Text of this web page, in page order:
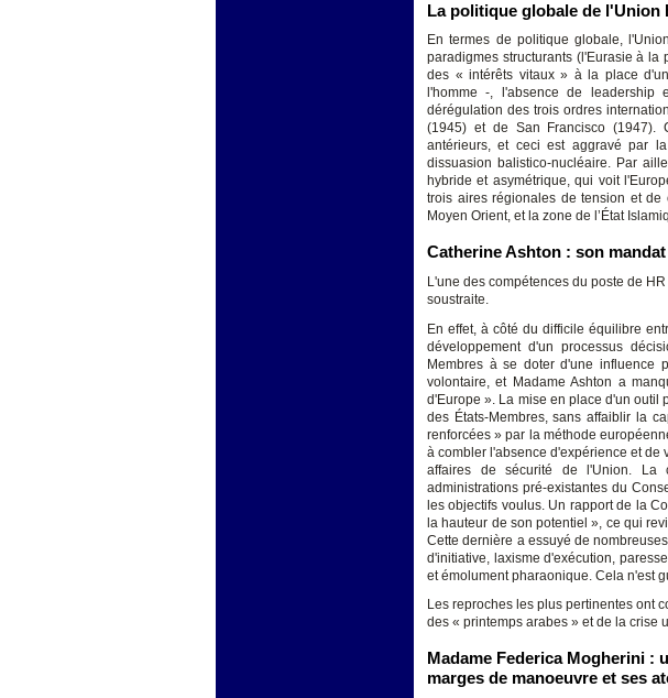
La politique globale de l'Union
En termes de politique globale,
paradigmes structurants (l'Eurasie à
des « intérêts vitaux » à la place
l'homme -, l'absence de
dérégulation des trois ordres
(1945) et de San Francisco (1947).
antérieurs, et ceci est aggravé par
dissuasion balistico-nucléaire. Par
hybride et asymétrique, qui voit
trois aires régionales de tension et
Moyen Orient, et la zone de l’État
Catherine Ashton : son
L'une des compétences du poste de
soustraite.
En effet, à côté du difficile équilibre
développement d'un processus
Membres à se doter d'une influence
volontaire, et Madame Ashton a
d'Europe ». La mise en place d'un outil
des États-Membres, sans affaiblir la
renforcées » par la méthode
à combler l'absence d'expérience et
affaires de sécurité de l'Union. La
administrations pré-existantes du
les objectifs voulus. Un rapport de la
la hauteur de son potentiel », ce qui
Cette dernière a essuyé de
d'initiative, laxisme d'exécution,
et émolument pharaonique. Cela n'est
Les reproches les plus pertinentes ont
des « printemps arabes » et de la crise
Madame Federica Mogherini :
marges de manoeuvre et ses